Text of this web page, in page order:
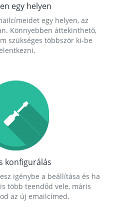
egy helyen
egy helyen, az
Könnyebben áttekinthető,
szükséges többször ki-be
konfigurálás
igénybe a beállítása és ha
több teendőd vele, máris
az új emailcímed.